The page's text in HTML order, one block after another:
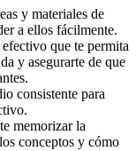
y materiales de
a ellos fácilmente.
que te permita
y asegurarte de que
consistente para
memorizar la
conceptos y cómo